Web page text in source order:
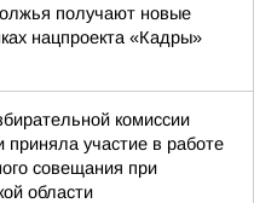
получают новые
нацпроекта «Кадры»
комиссии
приняла участие в работе
совещания при
области